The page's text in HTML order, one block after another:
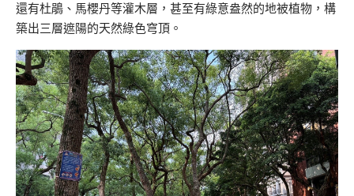
還有杜鵑、馬櫻丹等灌木層，甚至有綠意盎然的地被植物，構
築出三層遮陽的天然綠色穹頂。